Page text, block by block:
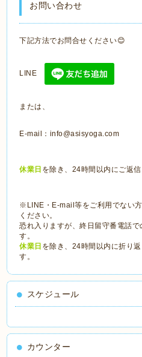
お問い合わせ
下記方法でお問合せください😊
LINE
または、
E-mail：info@asisyoga.com
休業日 を除き、24時間以内にご返信
※LINE・E-mail等をご利用でない
ください。
恐れ入りますが、終日留守番電話で
す。
休業日 を除き、24時間以内に折り
す。
スケジュール
カウンター